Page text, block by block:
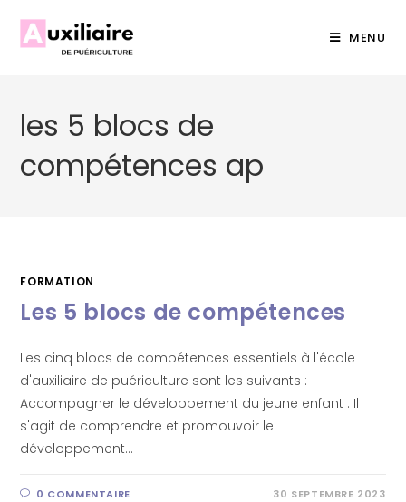
MENU
les 5 blocs de
compétences ap
FORMATION
Les 5 blocs de compétences
Les cinq blocs de compétences essentiels à l'école
d'auxiliaire de puériculture sont les suivants :
Accompagner le développement du jeune enfant : Il
s'agit de comprendre et promouvoir le
développement…
0 COMMENTAIRE 30 SEPTEMBRE 2023